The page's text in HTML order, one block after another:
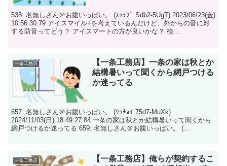
538: 名無しさん＠お腹いっぱい。 (ｽｯｯﾌﾟ Sdb2-5UgT) 2023/06/23(金)
10:56:30.79 アイスマイル+を考えているんだけど、外からの音に対
する防音ってどう？ アイスマートの方が良いかな？ 検...
一条工務店
【一条工務店】一条の家は秋とか
結構暑いって聞くから網戸つける
か迷ってる
657: 名無しさん＠お腹いっぱい。 (ﾜｯﾁｮｲ 75d7-MuXk)
2024/11/03(日) 18:49:27.84 一条の家は秋とか結構暑いって聞くから
網戸つけるか迷ってる 659: 名無しさん＠お腹いっぱい。 (...
一条工務店
【一条工務店】俺らが契約するこ